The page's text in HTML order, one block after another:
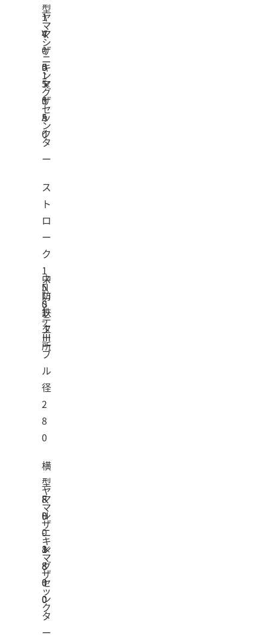
型
マ
シ
ニ
ン
グ
セ
ン
タ
ー
V
-
5
5
0
A
1
4
0
0
×
5
5
0
1
ヤ
マ
ザ
キ
マ
ザ
ッ
ク
ス
ロ
ッ
タ
ー
N
S
-
Ⅲ
ス
ト
ロ
ー
ク
1
5
0
テ
ー
ブ
ル
径
2
8
0
1
中
防
鉄
工
所
横
型
マ
シ
ニ
ン
グ
セ
ン
タ
ー
F
H
-
8
8
0
0
8
0
0
×
8
0
0
1
ヤ
マ
ザ
キ
マ
ザ
ッ
ク